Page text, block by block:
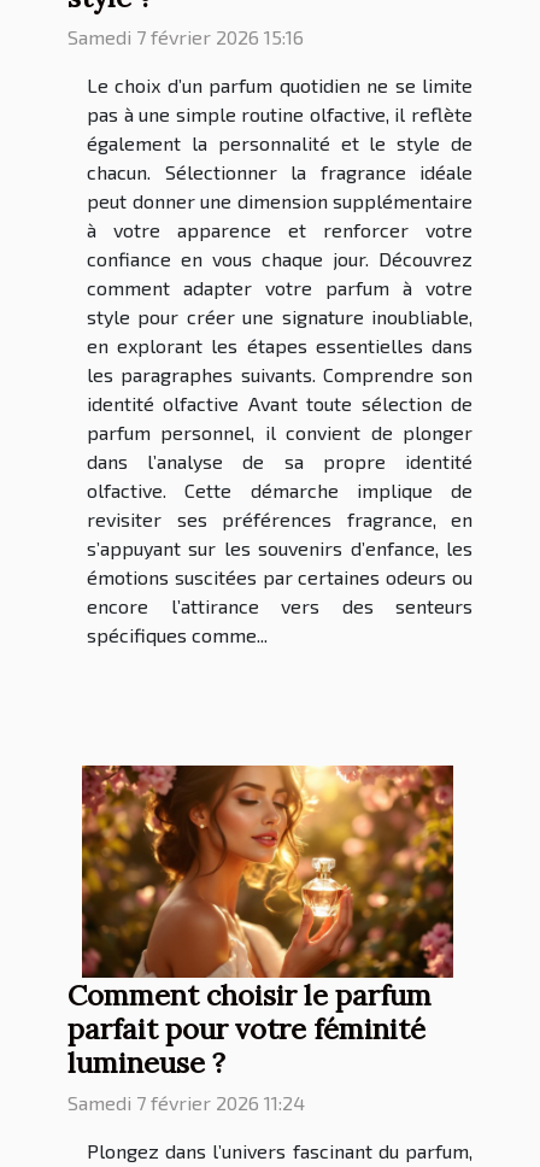
Samedi 7 février 2026 15:16
Le choix d’un parfum quotidien ne se limite
pas à une simple routine olfactive, il reflète
également la personnalité et le style de
chacun. Sélectionner la fragrance idéale
peut donner une dimension supplémentaire
à votre apparence et renforcer votre
confiance en vous chaque jour. Découvrez
comment adapter votre parfum à votre
style pour créer une signature inoubliable,
en explorant les étapes essentielles dans
les paragraphes suivants. Comprendre son
identité olfactive Avant toute sélection de
parfum personnel, il convient de plonger
dans l’analyse de sa propre identité
olfactive. Cette démarche implique de
revisiter ses préférences fragrance, en
s’appuyant sur les souvenirs d’enfance, les
émotions suscitées par certaines odeurs ou
encore l’attirance vers des senteurs
spécifiques comme...
Comment choisir le parfum
parfait pour votre féminité
lumineuse ?
Samedi 7 février 2026 11:24
Plongez dans l’univers fascinant du parfum,